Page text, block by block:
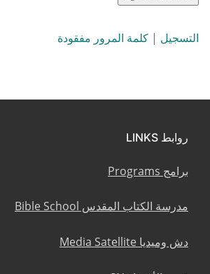
التسجيل | كلمة المرور مفقودة
روابط LINKS
برامج Programs
مدرسة الكتاب المقدس Bible School
دش وميديا Media Satellite